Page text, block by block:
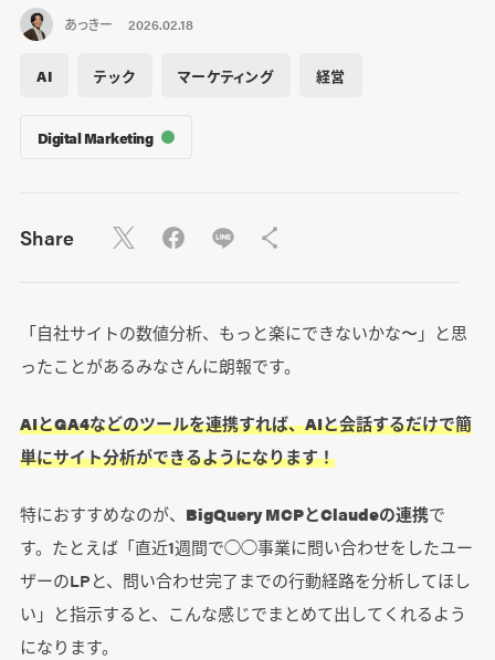
あっきー 2026.02.18
AI テック マーケティング 経営
Digital Marketing
Share
「自社サイトの数値分析、もっと楽にできないかな〜」と思
ったことがあるみなさんに朗報です。
AIとGA4などのツールを連携すれば、AIと会話するだけで簡
単にサイト分析ができるようになります！
特におすすめなのが、 BigQuery MCPとClaudeの連携で
す。たとえば「直近1週間で◯◯事業に問い合わせをしたユー
ザーのLPと、問い合わせ完了までの行動経路を分析してほし
い」と指示すると、こんな感じでまとめて出してくれるよう
になります。